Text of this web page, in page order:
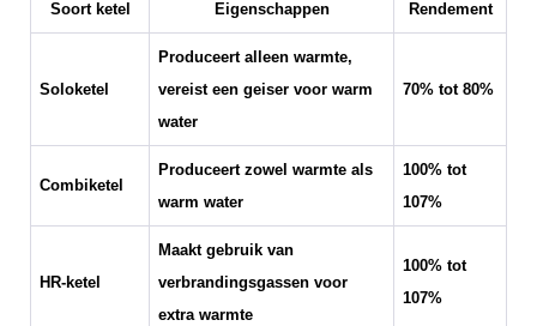
Soort ketel Eigenschappen Rendement
Soloketel
Produceert alleen warmte,
vereist een geiser voor warm
water
70% tot 80%
Combiketel
Produceert zowel warmte als
warm water
100% tot
107%
HR-ketel
Maakt gebruik van
verbrandingsgassen voor
extra warmte
100% tot
107%